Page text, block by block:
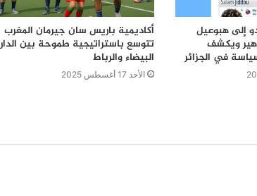
إلى هبوعيل
ويكشف
في الجزائر
أكاديمية باريس سان جيرمان المغرب
تتوسع باستراتيجية طموحة بين الدار
البيضاء والرباط
الأحد 17 أغسطس 2025